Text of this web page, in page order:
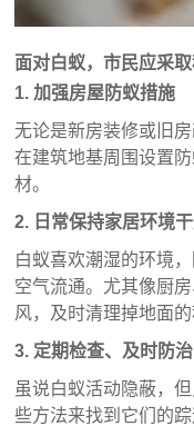
面对白蚁，市民应采
1. 加强房屋防蚁措施
无论是新房装修或旧
在建筑地基周围设置
材。
2. 日常保持家居环境
白蚁喜欢潮湿的环境
空气流通。尤其像厨
风，及时清理掉地面
3. 定期检查、及时防治
虽说白蚁活动隐蔽，
些方法来找到它们的